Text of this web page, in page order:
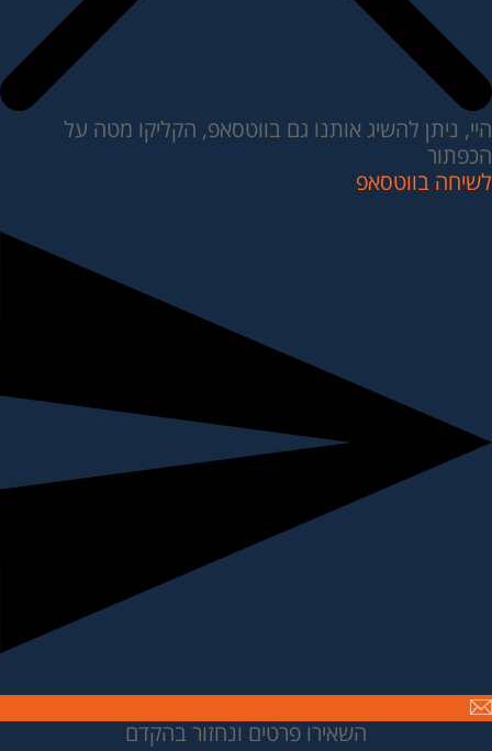
היי, ניתן להשיג אותנו גם בווטסאפ, הקליקו מטה על
הכפתור
לשיחה בווטסאפ
השאירו פרטים ונחזור בהקדם